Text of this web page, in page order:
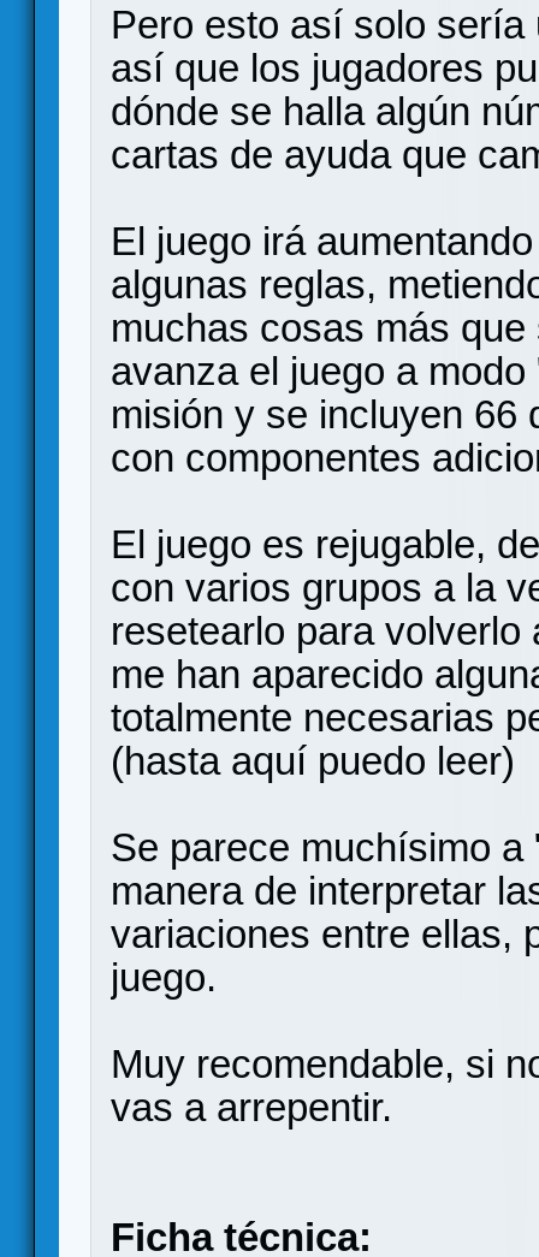
Pero esto así solo
así que los jugadores
dónde se halla algún
cartas de ayuda que
El juego irá
algunas reglas,
muchas cosas más
avanza el juego a
misión y se incluyen 66
con componentes
El juego es rejugable,
con varios grupos a la
resetearlo para
me han aparecido
totalmente necesarias
(hasta aquí puedo leer)
Se parece muchísimo a
manera de interpretar
variaciones entre ellas,
juego.
Muy recomendable, si
vas a arrepentir.
Ficha técnica: